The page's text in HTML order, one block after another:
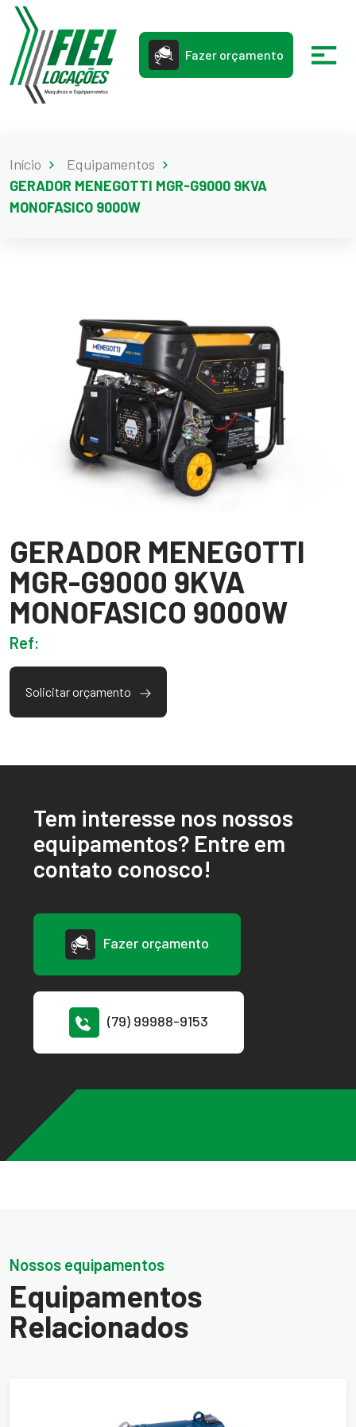
Fazer orçamento
Início
Equipamentos
GERADOR MENEGOTTI MGR-G9000 9KVA
MONOFASICO 9000W
GERADOR MENEGOTTI
MGR-G9000 9KVA
MONOFASICO 9000W
Ref:
Solicitar orçamento
Tem interesse nos nossos
equipamentos? Entre em
contato conosco!
Fazer orçamento
(79) 99988-9153
Nossos equipamentos
Equipamentos
Relacionados